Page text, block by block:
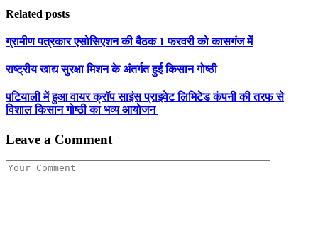
Related posts
ग्रामीण पत्रकार एसोसिएशन की बैठक 1 फरवरी को कासगंज में
राष्ट्रीय खाद्य सुरक्षा मिशन के अंतर्गत हुई किसान गोष्ठी
पटियाली में हुआ वायर क्राॅप साइंस प्राइवेट लिमिटेड कंपनी की तरफ से
विशाल किसान गोष्ठी का भव्य आयोजन
Leave a Comment